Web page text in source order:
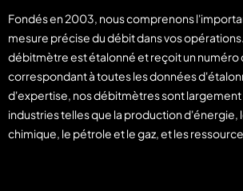
Fondés en 2003, nous comprenons
mesure précise du débit dans vos
débitmètre est étalonné et reçoit un numéro
correspondant à toutes les données
d'expertise, nos débitmètres sont largement
industries telles que la production d'énergie,
chimique, le pétrole et le gaz, et les